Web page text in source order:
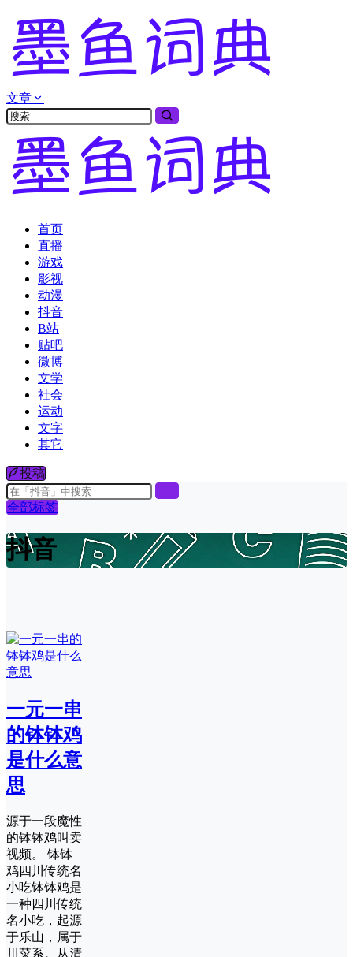
文章
首页
直播
游戏
影视
动漫
抖音
B站
贴吧
微博
文学
社会
运动
文字
其它
投稿
全部标签
抖音
一元一串
的钵钵鸡
是什么意
思
源于一段魔性
的钵钵鸡叫卖
视频。 钵钵
鸡四川传统名
小吃钵钵鸡是
一种四川传统
名小吃，起源
于乐山，属于
川菜系。从清